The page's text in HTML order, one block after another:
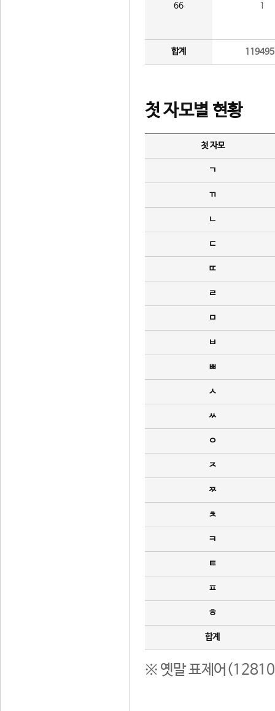
66 1
합계
첫 자모별 현황
첫 자모
ㄱ
ㄲ
ㄴ
ㄷ
ㄸ
ㄹ
ㅁ
ㅂ
ㅃ
ㅅ
ㅆ
ㅇ
ㅈ
ㅉ
ㅊ
ㅋ
ㅌ
ㅍ
ㅎ
합계
※ 옛말 표제어(12810